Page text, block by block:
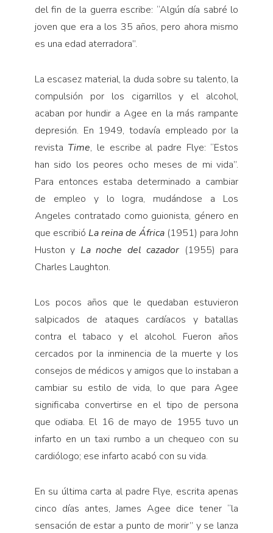
del fin de la guerra escribe: “Algún día sabré lo
joven que era a los 35 años, pero ahora mismo
es una edad aterradora”.
La escasez material, la duda sobre su talento, la
compulsión por los cigarrillos y el alcohol,
acaban por hundir a Agee en la más rampante
depresión. En 1949, todavía empleado por la
revista Time, le escribe al padre Flye: “Estos
han sido los peores ocho meses de mi vida”.
Para entonces estaba determinado a cambiar
de empleo y lo logra, mudándose a Los
Angeles contratado como guionista, género en
que escribió La reina de África (1951) para John
Huston y La noche del cazador (1955) para
Charles Laughton.
Los pocos años que le quedaban estuvieron
salpicados de ataques cardíacos y batallas
contra el tabaco y el alcohol. Fueron años
cercados por la inminencia de la muerte y los
consejos de médicos y amigos que lo instaban a
cambiar su estilo de vida, lo que para Agee
significaba convertirse en el tipo de persona
que odiaba. El 16 de mayo de 1955 tuvo un
infarto en un taxi rumbo a un chequeo con su
cardiólogo; ese infarto acabó con su vida.
En su última carta al padre Flye, escrita apenas
cinco días antes, James Agee dice tener “la
sensación de estar a punto de morir” y se lanza